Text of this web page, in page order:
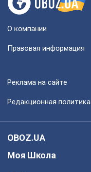
О компании
Правовая информация
Реклама на сайте
Редакционная политика
OBOZ.UA
Моя Школа